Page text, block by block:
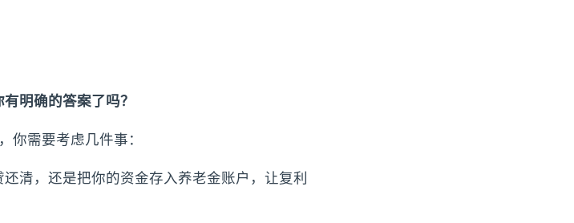
明确的答案了吗？
你需要考虑几件事：
清，还是把你的资金存入养老金账户，让复利